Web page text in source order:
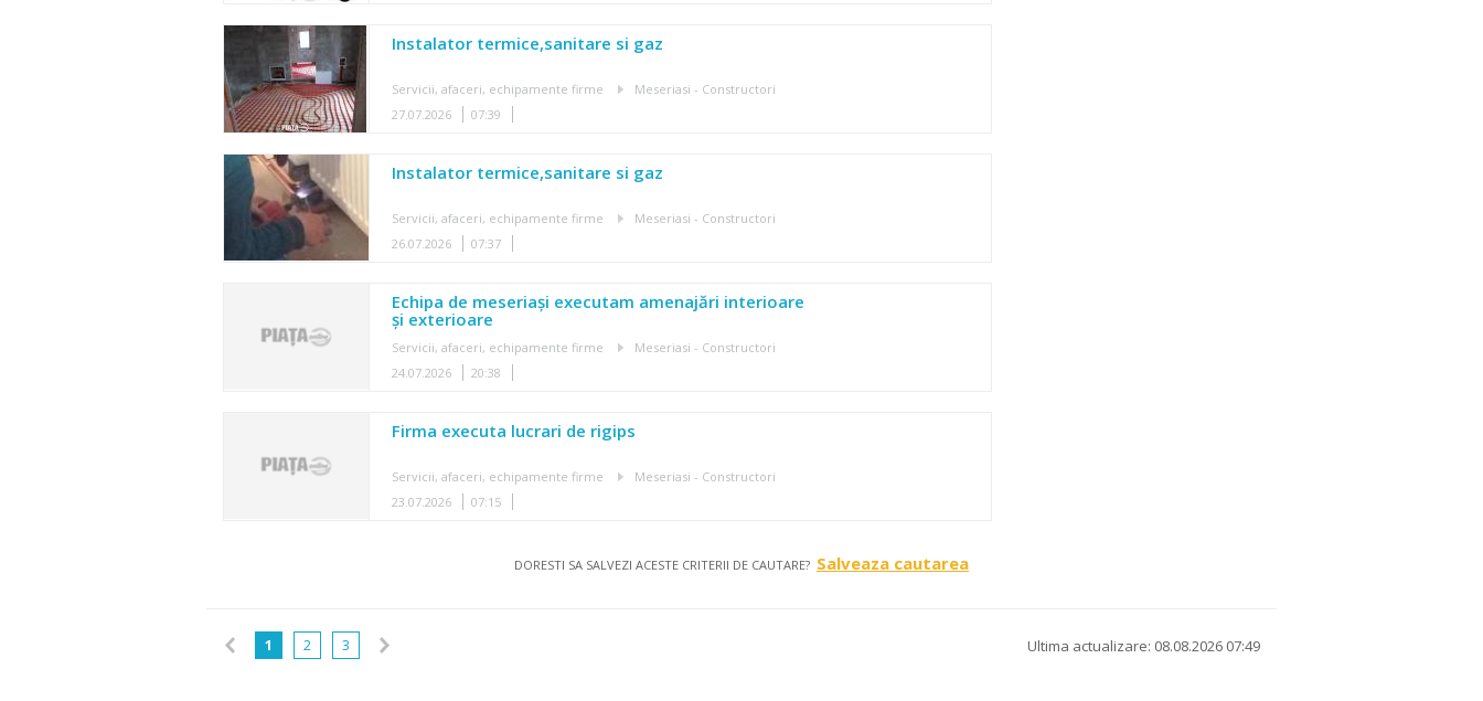
Instalator termice,sanitare si gaz
Servicii, afaceri, echipamente firme
Meseriasi - Constructori
27.07.2026
07:39
Instalator termice,sanitare si gaz
Servicii, afaceri, echipamente firme
Meseriasi - Constructori
26.07.2026
07:37
Echipa de meseriași executam amenajări interioare
și exterioare
Servicii, afaceri, echipamente firme
Meseriasi - Constructori
24.07.2026
20:38
Firma executa lucrari de rigips
Servicii, afaceri, echipamente firme
Meseriasi - Constructori
23.07.2026
07:15
DORESTI SA SALVEZI ACESTE CRITERII DE CAUTARE? Salveaza cautarea
1 2 3 Ultima actualizare: 08.08.2026 07:49